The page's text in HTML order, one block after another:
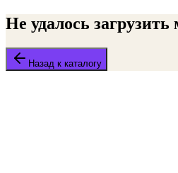
Не удалось загрузить
Назад к каталогу